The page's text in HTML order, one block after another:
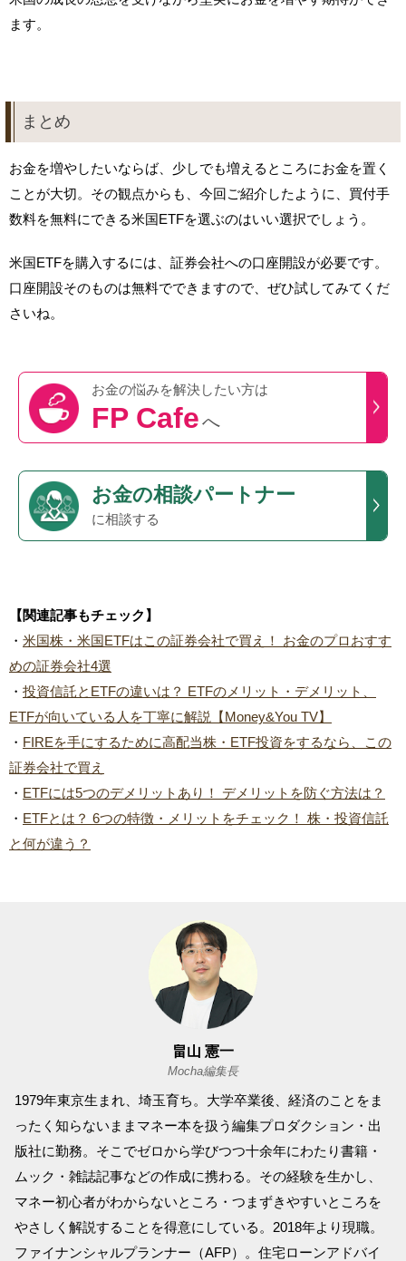
ます。
まとめ
お金を増やしたいならば、少しでも増えるところにお金を置く
ことが大切。その観点からも、今回ご紹介したように、買付手
数料を無料にできる米国ETFを選ぶのはいい選択でしょう。
米国ETFを購入するには、証券会社への口座開設が必要です。
口座開設そのものは無料でできますので、ぜひ試してみてくだ
さいね。
お金の悩みを解決したい方は
FP Cafeへ
お金の相談パートナー
に相談する
【関連記事もチェック】
・ 米国株・米国ETFはこの証券会社で買え！ お金のプロおすす
めの証券会社4選
・ 投資信託とETFの違いは？ ETFのメリット・デメリット、
ETFが向いている人を丁寧に解説【Money&You TV】
・ FIREを手にするために高配当株・ETF投資をするなら、この
証券会社で買え
・ ETFには5つのデメリットあり！ デメリットを防ぐ方法は？
・ ETFとは？ 6つの特徴・メリットをチェック！ 株・投資信託
と何が違う？
畠山 憲一
Mocha編集長
1979年東京生まれ、埼玉育ち。大学卒業後、経済のことをま
ったく知らないままマネー本を扱う編集プロダクション・出
版社に勤務。そこでゼロから学びつつ十余年にわたり書籍・
ムック・雑誌記事などの作成に携わる。その経験を生かし、
マネー初心者がわからないところ・つまずきやすいところを
やさしく解説することを得意にしている。2018年より現職。
ファイナンシャルプランナー（AFP）。住宅ローンアドバイ